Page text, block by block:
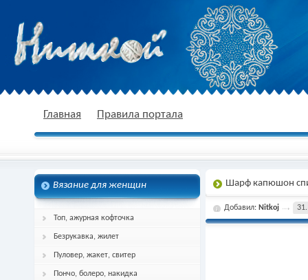
спицами, схема и описание
Главная Правила портала
Вязание для женщин
Топ, ажурная кофточка
Безрукавка, жилет
Пуловер, жакет, свитер
Пончо, болеро, накидка
Шарф капюшон
Добавил: Nitkoj